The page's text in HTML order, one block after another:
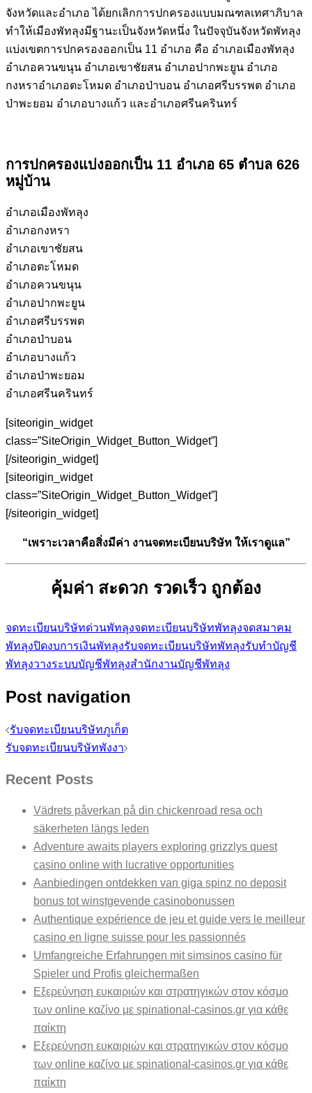
จังหวัดและอำเภอ ได้ยกเลิกการปกครองแบบมณฑลเทศาภิบาล
ทำให้เมืองพัทลุงมีฐานะเป็นจังหวัดหนึ่ง ในปัจจุบันจังหวัดพัทลุง
แบ่งเขตการปกครองออกเป็น 11 อำเภอ คือ อำเภอเมืองพัทลุง
อำเภอควนขนุน อำเภอเขาชัยสน อำเภอปากพะยูน อำเภอ
กงหราอำเภอตะโหมด อำเภอป่าบอน อำเภอศรีบรรพต อำเภอ
ป่าพะยอม อำเภอบางแก้ว และอำเภอศรีนครินทร์
การปกครองแบ่งออกเป็น 11 อำเภอ 65 ตำบล 626
หมู่บ้าน
อำเภอเมืองพัทลุง
อำเภอกงหรา
อำเภอเขาชัยสน
อำเภอตะโหมด
อำเภอควนขนุน
อำเภอปากพะยูน
อำเภอศรีบรรพต
อำเภอป่าบอน
อำเภอบางแก้ว
อำเภอป่าพะยอม
อำเภอศรีนครินทร์
[siteorigin_widget
class=”SiteOrigin_Widget_Button_Widget”]
[/siteorigin_widget]
[siteorigin_widget
class=”SiteOrigin_Widget_Button_Widget”]
[/siteorigin_widget]
“เพราะเวลาคือสิ่งมีค่า งานจดทะเบียนบริษัท ให้เราดูแล”
คุ้มค่า สะดวก รวดเร็ว ถูกต้อง
จดทะเบียนบริษัทด่วนพัทลุงจดทะเบียนบริษัทพัทลุงจดสมาคม
พัทลุงปิดงบการเงินพัทลุงรับจดทะเบียนบริษัทพัทลุงรับทำบัญชี
พัทลุงวางระบบบัญชีพัทลุงสำนักงานบัญชีพัทลุง
Post navigation
รับจดทะเบียนบริษัทภูเก็ต
รับจดทะเบียนบริษัทพังงา
Recent Posts
Vädrets påverkan på din chickenroad resa och
säkerheten längs leden
Adventure awaits players exploring grizzlys quest
casino online with lucrative opportunities
Aanbiedingen ontdekken van giga spinz no deposit
bonus tot winstgevende casinobonussen
Authentique expérience de jeu et guide vers le meilleur
casino en ligne suisse pour les passionnés
Umfangreiche Erfahrungen mit simsinos casino für
Spieler und Profis gleichermaßen
Εξερεύνηση ευκαιριών και στρατηγικών στον κόσμο
των online καζίνο με spinational-casinos.gr για κάθε
παίκτη
Εξερεύνηση ευκαιριών και στρατηγικών στον κόσμο
των online καζίνο με spinational-casinos.gr για κάθε
παίκτη